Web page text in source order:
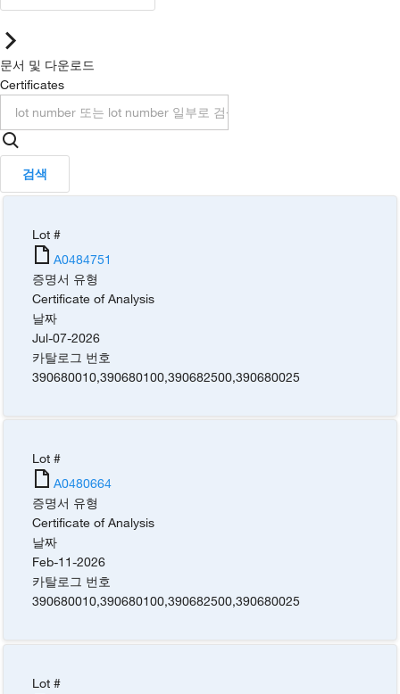
문서 및 다운로드
Certificates
검색
Lot #
A0484751
증명서 유형
Certificate of Analysis
날짜
Jul-07-2026
카탈로그 번호
390680010,390680100,390682500,390680025
Lot #
A0480664
증명서 유형
Certificate of Analysis
날짜
Feb-11-2026
카탈로그 번호
390680010,390680100,390682500,390680025
Lot #